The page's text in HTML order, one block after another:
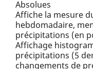
Absolues
Affiche la mesure
hebdomadaire,
précipitations (en
Affichage
précipitations (5
changements de